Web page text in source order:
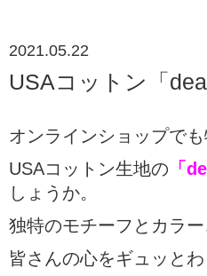
2021.05.22
USAコットン「
オンラインショップで
USAコットン生地の 「
しょうか。
独特のモチーフとカラ
皆さんの心をギュッと